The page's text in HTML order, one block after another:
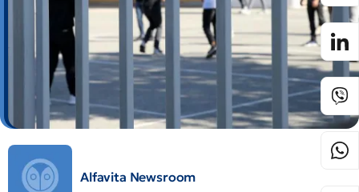
Alfavita Newsroom